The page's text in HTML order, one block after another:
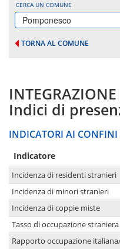
CERCA UN COMUNE
Pomponesco
TORNA AL COMUNE
Indici di
INDICATORI AI CONFINI
Indicatore
Incidenza di residenti stranieri
Incidenza di minori stranieri
Incidenza di coppie miste
Tasso di occupazione straniera
Rapporto occupazione